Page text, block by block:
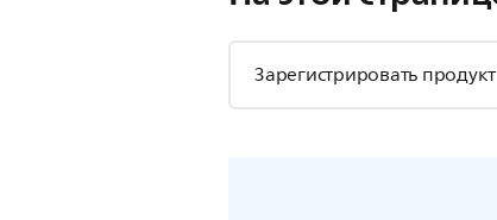
Зарегистрировать продукт